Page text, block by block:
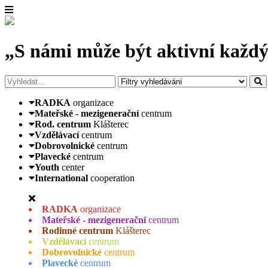
„S námi může být aktivní
RADKA organizace
Mateřské - mezigenerační centrum
Rod. centrum Klášterec
Vzdělávací centrum
Dobrovolnické centrum
Plavecké centrum
Youth center
International cooperation
RADKA organizace
Mateřské - mezigenerační centrum
Rodinné centrum Klášterec
Vzdělávací centrum
Dobrovolnické centrum
Plavecké centrum